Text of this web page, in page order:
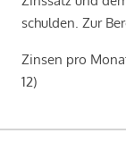
schulden. Zur
Zinsen pro
12)